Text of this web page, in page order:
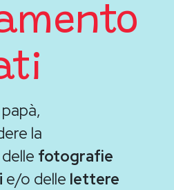
la
delle fotografie
e/o delle lettere